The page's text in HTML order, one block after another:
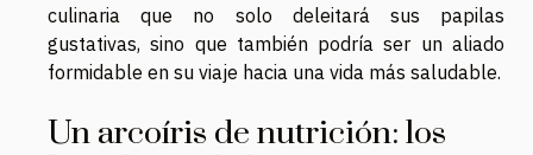
culinaria que no solo deleitará sus papilas
gustativas, sino que también podría ser un aliado
formidable en su viaje hacia una vida más saludable.
Un arcoíris de nutrición: los